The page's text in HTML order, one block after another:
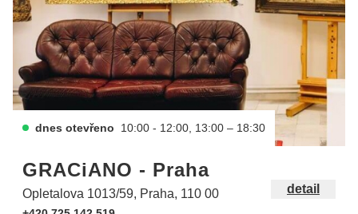
dnes otevřeno 10:00 - 12:00, 13:00 – 18:30
GRACiANO - Praha
Opletalova 1013/59, Praha, 110 00 detail